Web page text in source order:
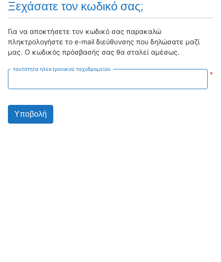
Ξεχάσατε τον κωδικό σας;
Για να αποκτήσετε τον κωδικό σας παρακαλώ
πληκτρολογήστε το e-mail διεύθυνσης που δηλώσατε μαζί
μας. Ο κωδικός πρόσβασής σας θα σταλεί αμέσως.
*
ταυτότητα ηλεκτρονικού ταχυδρομείου
Υποβολή